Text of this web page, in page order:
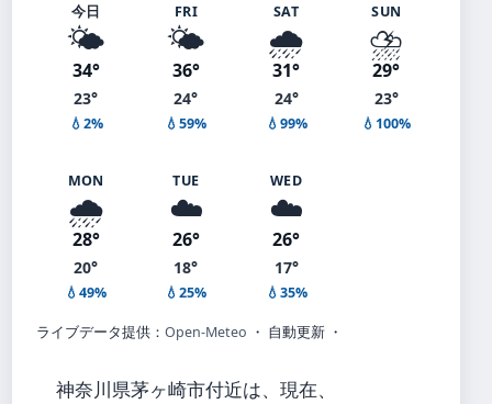
今日
🌤️
34°
23°
💧2%
FRI
🌤️
36°
24°
💧59%
SAT
🌧️
31°
24°
💧99%
SUN
⛈️
29°
23°
💧100%
MON
🌧️
28°
20°
💧49%
TUE
☁️
26°
18°
💧25%
WED
☁️
26°
17°
💧35%
ライブデータ提供： Open-Meteo ・ 自動更新 ・
神奈川県茅ヶ崎市付近は、現在、